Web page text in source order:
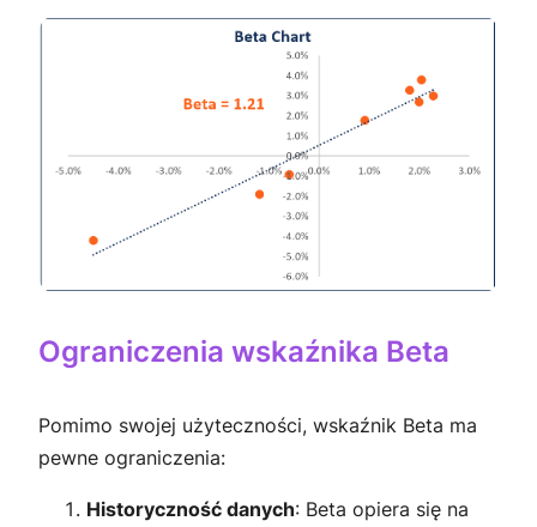
Ograniczenia wskaźnika Beta
Pomimo swojej użyteczności, wskaźnik Beta ma
pewne ograniczenia:
Historyczność danych: Beta opiera się na